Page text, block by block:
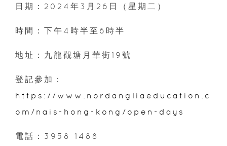
日期：2024年3月26日（星期二）
時間：下午4時半至6時半
地址：九龍觀塘月華街19號
登記參加：
https://www.nordangliaeducation.c
om/nais-hong-kong/open-days
電話：3958 1488